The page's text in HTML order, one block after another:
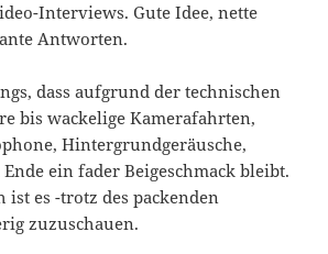
Interviews. Gute Idee, nette
Antworten.
dass aufgrund der technischen
bis wackelige Kamerafahrten,
Hintergrundgeräusche,
Ende ein fader Beigeschmack bleibt.
ist es -trotz des packenden
zuzuschauen.